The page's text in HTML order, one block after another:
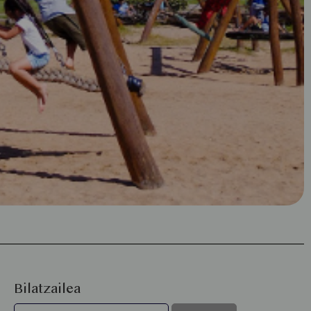
Bilatzailea